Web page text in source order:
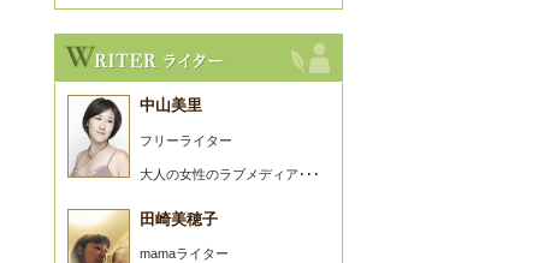
中山美里
フリーライター
大人の女性のラブメディア･･･
田崎美穂子
mamaライター